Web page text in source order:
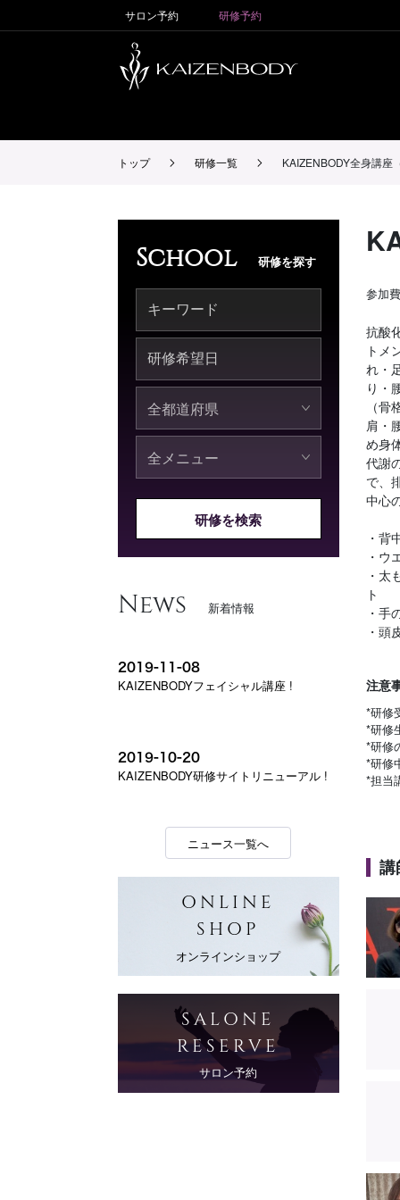
サロン予約 研修予約
トップ 研修一覧 KAIZENBODY全身講座
School 研修を探す
研修を検索
News 新着情報
2019-11-08
KAIZENBODYフェイシャル講座 !
2019-10-20
KAIZENBODY研修サイトリニューアル !
ニュース一覧へ
ONLINE
SHOP
オンラインショップ
SALONE
RESERVE
サロン予約
参加
抗酸
トメ
れ・
り・
（
肩・
め身
代謝
で、
中心
・背
・ウ
・太
ト
・手
・頭
注意
*研修
*研修
*研修
*研修
*担当
講